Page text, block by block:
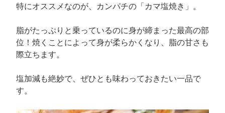
特にオススメなのが、カンパチの「カマ塩焼き」。
脂がたっぷりと乗っているのに身が締まった最高の部
位！焼くことによって身が柔らかくなり、脂の甘さも
際立ちます。
塩加減も絶妙で、ぜひとも味わっておきたい一品で
す。